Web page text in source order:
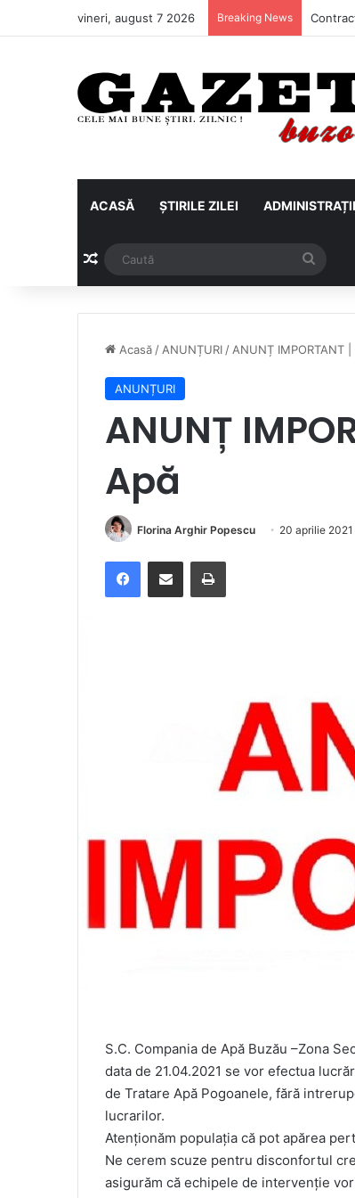
vineri, august 7 2026 Breaking News
ACASĂ ȘTIRILE ZILEI
Articol aleatoriu
Acasă / ANUNȚURI / ANUNȚ IMPORTANT
ANUNȚURI
ANUNȚ
Apă
Florina Arghir Popescu 20 aprilie 2021
FacebookDistribuie prin e-mail Imprimare
S.C. Compania de Apă Buzău –Zona
data de 21.04.2021 se vor efectua
de Tratare Apă Pogoanele, fără
lucrarilor.
Atenționăm populația că pot apărea
Ne cerem scuze pentru disconfortul
asigurăm că echipele de intervenție